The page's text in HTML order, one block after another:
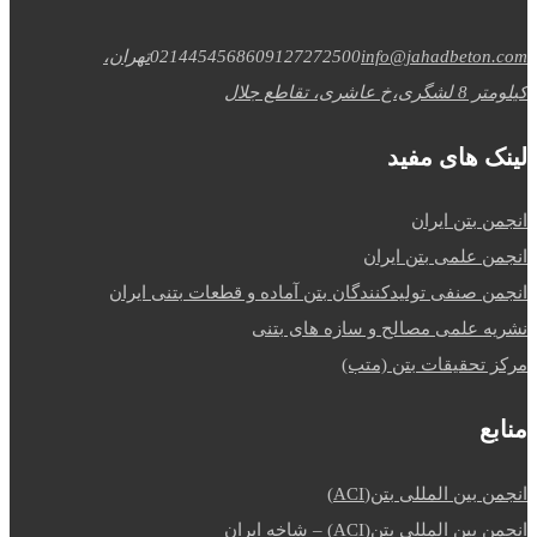
0214454568609127272500info@jahadbeton.com
تهران،
کیلومتر 8 لشگری،خ عاشری، تقاطع جلال
لینک های مفید
انجمن بتن ایران
انجمن علمی بتن ایران
انجمن صنفی تولیدکنندگان بتن آماده و قطعات بتنی ایران
نشریه علمی مصالح و سازه های بتنی
مرکز تحقیقات بتن (متب)
منابع
انجمن بین المللی بتن(ACI)
انجمن بین المللی بتن(ACI) – شاخه ایران